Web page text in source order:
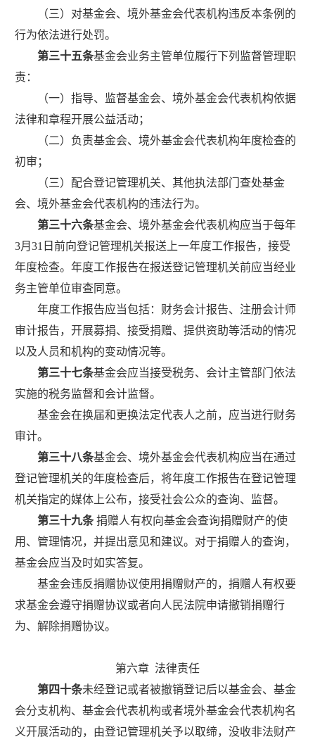
（三）对基金会、境外基金会代表机构违反本条例的
行为依法进行处罚。
第三十五条基金会业务主管单位履行下列监督管理职
责：
（一）指导、监督基金会、境外基金会代表机构依据
法律和章程开展公益活动；
（二）负责基金会、境外基金会代表机构年度检查的
初审；
（三）配合登记管理机关、其他执法部门查处基金
会、境外基金会代表机构的违法行为。
第三十六条基金会、境外基金会代表机构应当于每年
3月 31 日前向登记管理机关报送上一年度工作报告，接受
年度检查。年度工作报告在报送登记管理机关前应当经业
务主管单位审查同意。
年度工作报告应当包括：财务会计报告、注册会计师
审计报告，开展募捐、接受捐赠、提供资助等活动的情况
以及人员和机构的变动情况等。
第三十七条基金会应当接受税务、会计主管部门依法
实施的税务监督和会计监督。
基金会在换届和更换法定代表人之前，应当进行财务
审计。
第三十八条基金会、境外基金会代表机构应当在通过
登记管理机关的年度检查后，将年度工作报告在登记管理
机关指定的媒体上公布，接受社会公众的查询、监督。
第三十九条捐赠人有权向基金会查询捐赠财产的使
用、管理情况，并提出意见和建议。对于捐赠人的查询，
基金会应当及时如实答复。
基金会违反捐赠协议使用捐赠财产的，捐赠人有权要
求基金会遵守捐赠协议或者向人民法院申请撤销捐赠行
为、解除捐赠协议。
第六章 法律责任
第四十条未经登记或者被撤销登记后以基金会、基金
会分支机构、基金会代表机构或者境外基金会代表机构名
义开展活动的，由登记管理机关予以取缔，没收非法财产